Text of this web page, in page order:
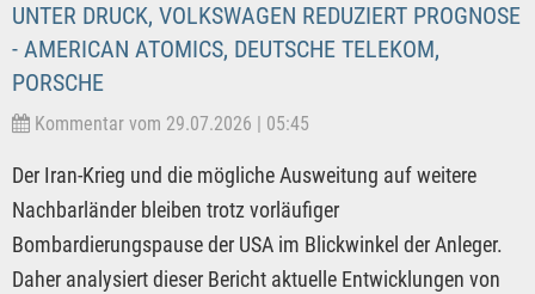
UNTER DRUCK, VOLKSWAGEN REDUZIERT PROGNOSE
- AMERICAN ATOMICS, DEUTSCHE TELEKOM,
PORSCHE
Kommentar vom 29.07.2026 | 05:45
Der Iran-Krieg und die mögliche Ausweitung auf weitere
Nachbarländer bleiben trotz vorläufiger
Bombardierungspause der USA im Blickwinkel der Anleger.
Daher analysiert dieser Bericht aktuelle Entwicklungen von